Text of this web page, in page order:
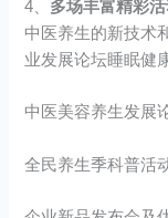
4、 多场丰富精彩
中医养生的新技术
业发展论坛睡眠健
中医美容养生发展
全民养生季科普活